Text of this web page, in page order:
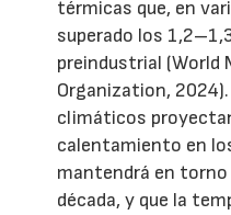
térmicas que, en
superado los
preindustrial (World
Organization,
climáticos
calentamiento en
mantendrá en torno
década, y que la